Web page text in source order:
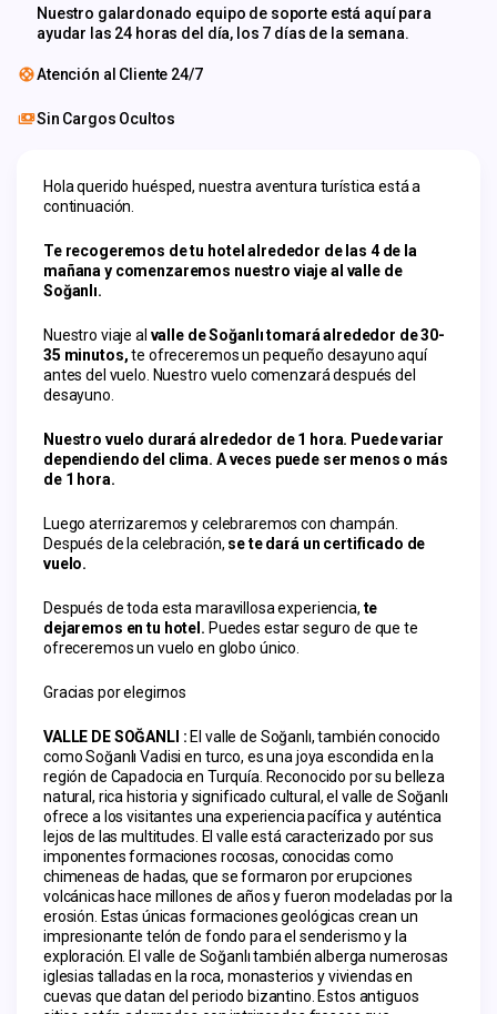
Nuestro galardonado equipo de soporte está aquí para
ayudar las 24 horas del día, los 7 días de la semana.
Atención al Cliente 24/7
Sin Cargos Ocultos
Hola querido huésped, nuestra aventura turística está a
continuación.
Te recogeremos de tu hotel alrededor de las 4 de la
mañana y comenzaremos nuestro viaje al valle de
Soğanlı.
Nuestro viaje al valle de Soğanlı tomará alrededor de 30-
35 minutos, te ofreceremos un pequeño desayuno aquí
antes del vuelo. Nuestro vuelo comenzará después del
desayuno.
Nuestro vuelo durará alrededor de 1 hora. Puede variar
dependiendo del clima. A veces puede ser menos o más
de 1 hora.
Luego aterrizaremos y celebraremos con champán.
Después de la celebración, se te dará un certificado de
vuelo.
Después de toda esta maravillosa experiencia, te
dejaremos en tu hotel. Puedes estar seguro de que te
ofreceremos un vuelo en globo único.
Gracias por elegirnos
VALLE DE SOĞANLI : El valle de Soğanlı, también conocido
como Soğanlı Vadisi en turco, es una joya escondida en la
región de Capadocia en Turquía. Reconocido por su belleza
natural, rica historia y significado cultural, el valle de Soğanlı
ofrece a los visitantes una experiencia pacífica y auténtica
lejos de las multitudes. El valle está caracterizado por sus
imponentes formaciones rocosas, conocidas como
chimeneas de hadas, que se formaron por erupciones
volcánicas hace millones de años y fueron modeladas por la
erosión. Estas únicas formaciones geológicas crean un
impresionante telón de fondo para el senderismo y la
exploración. El valle de Soğanlı también alberga numerosas
iglesias talladas en la roca, monasterios y viviendas en
cuevas que datan del periodo bizantino. Estos antiguos